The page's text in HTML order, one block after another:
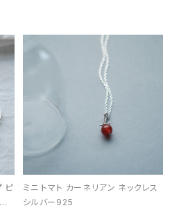
ピ
ミニ トマト カーネリアン ネックレス
シルバー925